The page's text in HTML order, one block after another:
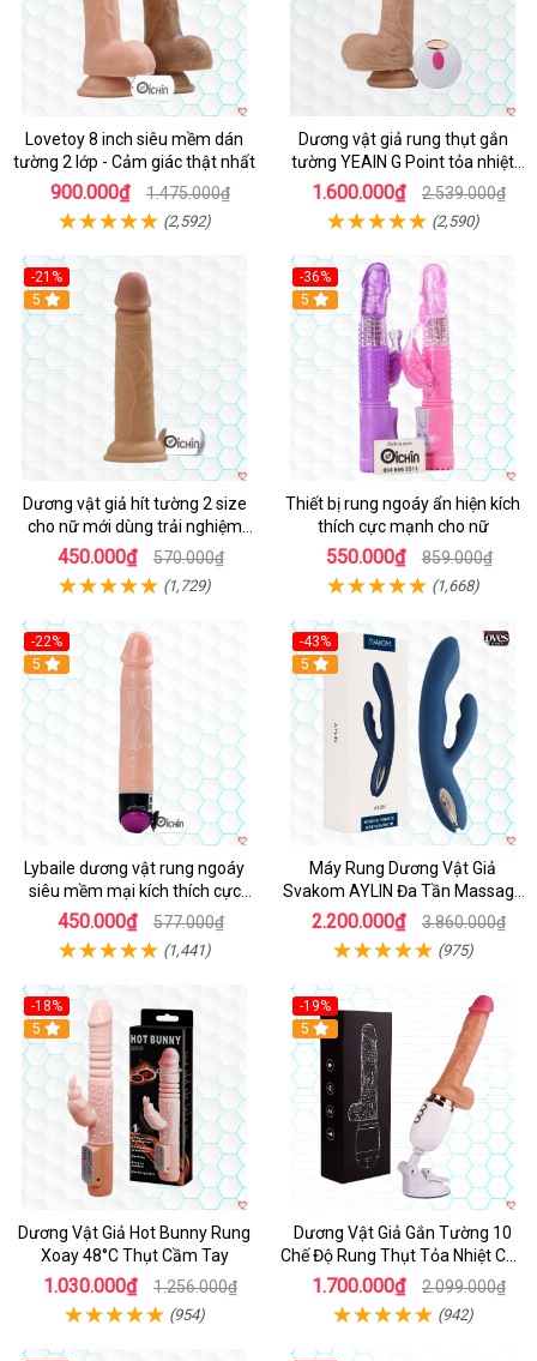
Lovetoy 8 inch siêu mềm dán
tường 2 lớp - Cảm giác thật nhất
900.000₫ 1.475.000₫
(2,592)
Dương vật giả rung thụt gắn
tường YEAIN G Point tỏa nhiệt
điều khiển từ xa
1.600.000₫ 2.539.000₫
(2,590)
-21%
Hot
5
Dương vật giả hít tường 2 size
cho nữ mới dùng trải nghiệm
thật
450.000₫ 570.000₫
(1,729)
-36%
Hot
5
Thiết bị rung ngoáy ẩn hiện kích
thích cực mạnh cho nữ
550.000₫ 859.000₫
(1,668)
-22%
Hot
5
Lybaile dương vật rung ngoáy
siêu mềm mại kích thích cực
mạnh
450.000₫ 577.000₫
(1,441)
-43%
Hot
5
Máy Rung Dương Vật Giả
Svakom AYLIN Đa Tần Massage
Sướng
2.200.000₫ 3.860.000₫
(975)
-18%
Hot
5
Dương Vật Giả Hot Bunny Rung
Xoay 48°C Thụt Cầm Tay
1.030.000₫ 1.256.000₫
(954)
-19%
Hot
5
Dương Vật Giả Gắn Tường 10
Chế Độ Rung Thụt Tỏa Nhiệt Cao
Cấp
1.700.000₫ 2.099.000₫
(942)